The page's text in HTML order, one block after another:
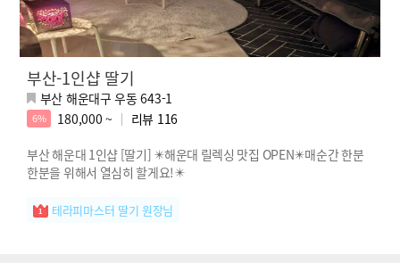
부산-1인샵 딸기
부산 해운대구 우동 643-1
6% 180,000 ~ 리뷰 116
부산 해운대 1인샵 [딸기] ✴️해운대 릴렉싱 맛집 OPEN✴️매순간 한분
한분을 위해서 열심히 할게요!✴️
테라피마스터 딸기 원장님